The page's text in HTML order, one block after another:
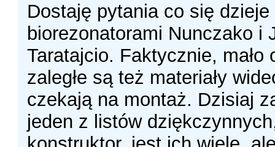
Dostaję pytania co się dzieje
biorezonatorami Nunczako i
Taratajcio. Faktycznie, mało
zaległe są też materiały
czekają na montaż. Dzisiaj
jeden z listów